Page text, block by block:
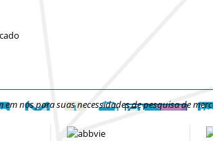
em nós para suas necessidades de pesquisa de